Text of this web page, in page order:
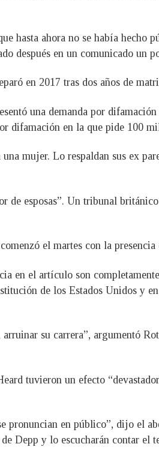
hasta ahora no se había hecho
después en un comunicado un
en 2017 tras dos años de
una demanda por
difamación en la que pide 100
mujer. Lo respaldan sus ex
esposas”. Un tribunal
el martes con la
en el artículo son
de los Estados Unidos y
su carrera”, argumentó
tuvieron un efecto
pronuncian en público”, dijo el
Depp y lo escucharán contar el